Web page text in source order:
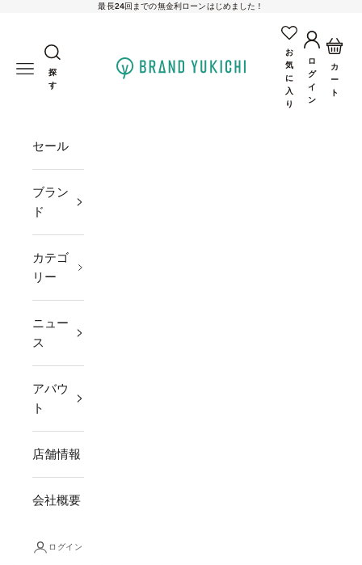
コンテンツへスキップ最長24回までの無金利ローンはじめました！
brand-yukichi
メニューを開く
探
す
お
気
に
入
り
アカウン
ロ
グ
イ
ン
カー
カ
ー
ト
セール
ブラン
ド
カテゴ
リー
ニュー
ス
アバウ
ト
店舗情報
会社概要
ログイン